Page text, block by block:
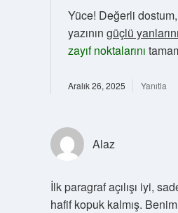
Yüce! Değerli dostum,
yazının güçlü yanlarını
zayıf noktalarını
Aralık 26, 2025 Yanıtla
Alaz
İlk paragraf açılışı iyi,
hafif kopuk kalmış.